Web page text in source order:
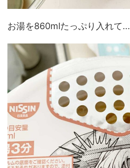
お湯を860mlたっぷり入れて...